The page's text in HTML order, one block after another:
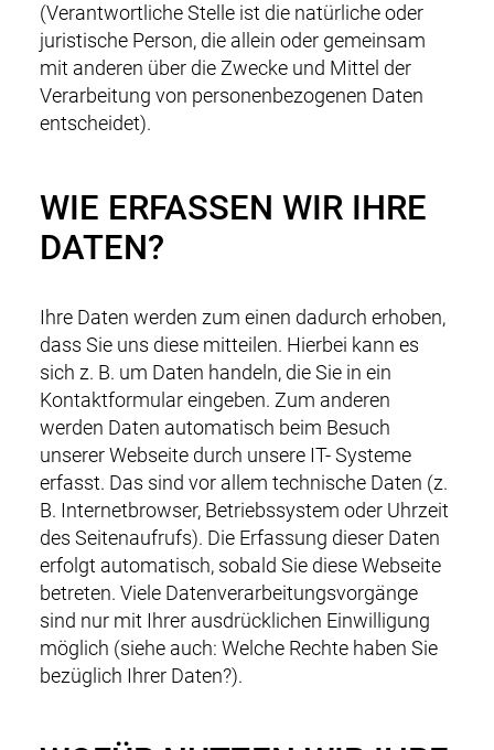
(Verantwortliche Stelle ist die natürliche oder
juristische Person, die allein oder gemeinsam
mit anderen über die Zwecke und Mittel der
Verarbeitung von personenbezogenen Daten
entscheidet).
WIE ERFASSEN WIR IHRE
DATEN?
Ihre Daten werden zum einen dadurch erhoben,
dass Sie uns diese mitteilen. Hierbei kann es
sich z. B. um Daten handeln, die Sie in ein
Kontaktformular eingeben. Zum anderen
werden Daten automatisch beim Besuch
unserer Webseite durch unsere IT- Systeme
erfasst. Das sind vor allem technische Daten (z.
B. Internetbrowser, Betriebssystem oder Uhrzeit
des Seitenaufrufs). Die Erfassung dieser Daten
erfolgt automatisch, sobald Sie diese Webseite
betreten. Viele Datenverarbeitungsvorgänge
sind nur mit Ihrer ausdrücklichen Einwilligung
möglich (siehe auch: Welche Rechte haben Sie
bezüglich Ihrer Daten?).